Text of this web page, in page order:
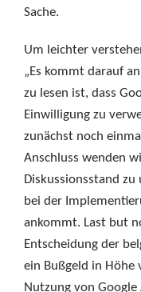
Sache.
Um leichter
„Es kommt darauf
zu lesen ist, dass
Einwilligung zu
zunächst noch
Anschluss wenden
Diskussionsstand
bei der
ankommt. Last but
Entscheidung der
ein Bußgeld in Höhe
Nutzung von